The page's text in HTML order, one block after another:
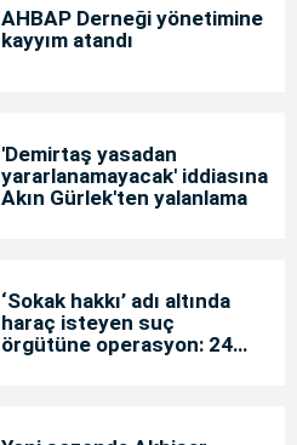
AHBAP Derneği yönetimine
kayyım atandı
'Demirtaş yasadan
yararlanamayacak' iddiasına
Akın Gürlek'ten yalanlama
‘Sokak hakkı’ adı altında
haraç isteyen suç
örgütüne operasyon: 24